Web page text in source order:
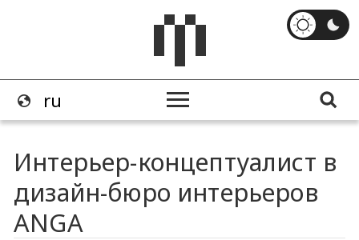
​Интерьер-концептуалист в
дизайн-бюро интерьеров
ANGA